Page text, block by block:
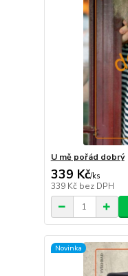
U mě pořád dobrý
339 Kč/ks
339 Kč bez DPH
Novinka